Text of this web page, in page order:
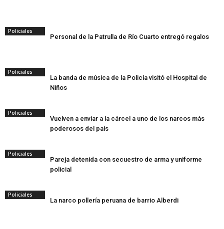
Policiales
Personal de la Patrulla de Río Cuarto entregó regalos
Policiales
La banda de música de la Policía visitó el Hospital de
Niños
Policiales
Vuelven a enviar a la cárcel a uno de los narcos más
poderosos del país
Policiales
Pareja detenida con secuestro de arma y uniforme
policial
Policiales
La narco pollería peruana de barrio Alberdi